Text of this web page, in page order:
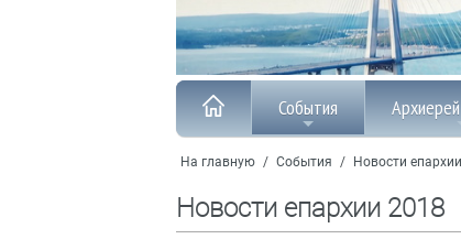
События
На главную / События / Новости епархии
Новости епархии 2018